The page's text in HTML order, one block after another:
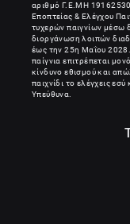
αριθμό Γ.Ε.ΜΗ
Εποπτείας & Ελέγχου
τυχερών παιγνίων μέσω
διοργάνωση λοιπών
έως την 25η Μαΐου
παίγνια επιτρέπεται
κίνδυνο εθισμού και
παιχνίδι το ελέγχεις
Υπεύθυνα.